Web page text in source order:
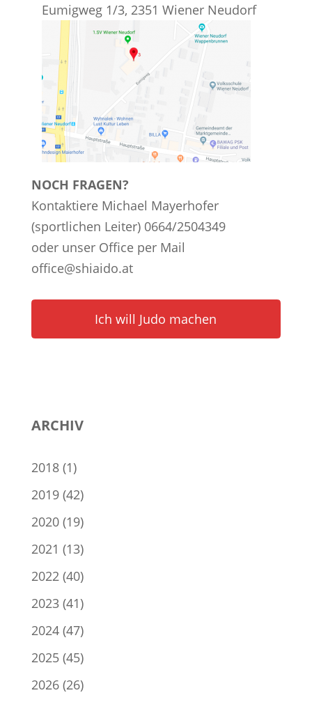
Eumigweg 1/3, 2351 Wiener Neudorf
NOCH FRAGEN?
Kontaktiere Michael Mayerhofer
(sportlichen Leiter) 0664/2504349
oder unser Office per Mail
office@shiaido.at
Ich will Judo machen
ARCHIV
2018(1)
2019(42)
2020(19)
2021 (13)
2022 (40)
2023(41)
2024(47)
2025(45)
2026(26)